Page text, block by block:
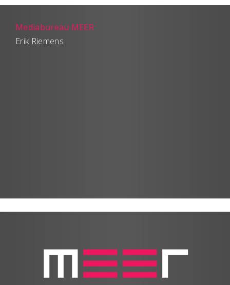
Mediabureau MEER
Erik Riemens